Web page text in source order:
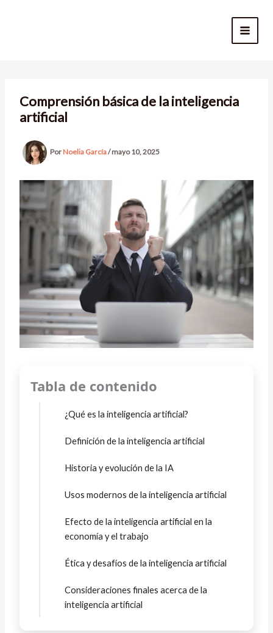
Comprensión básica de la inteligencia
artificial
PorNoelia García/mayo 10, 2025
Tabla de contenido
¿Qué es la inteligencia artificial?
Definición de la inteligencia artificial
Historia y evolución de la IA
Usos modernos de la inteligencia artificial
Efecto de la inteligencia artificial en la
economía y el trabajo
Ética y desafíos de la inteligencia artificial
Consideraciones finales acerca de la
inteligencia artificial